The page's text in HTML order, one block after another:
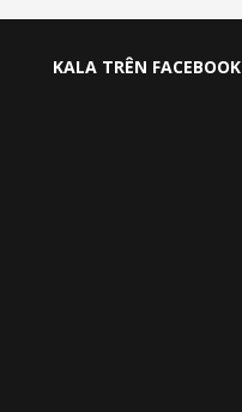
KALA TRÊN FACEBOOK